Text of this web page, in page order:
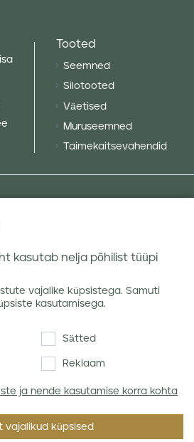
Tooted
Seemned
Silotooted
Väetised
Muruseemned
Taimekaitsevahendid
kasutab nelja põhilist tüüpi
vajalike küpsistega. Samuti
kasutamisega.
Sätted
Reklaam
ja nende kasutamise korra kohta
vajalikud küpsised